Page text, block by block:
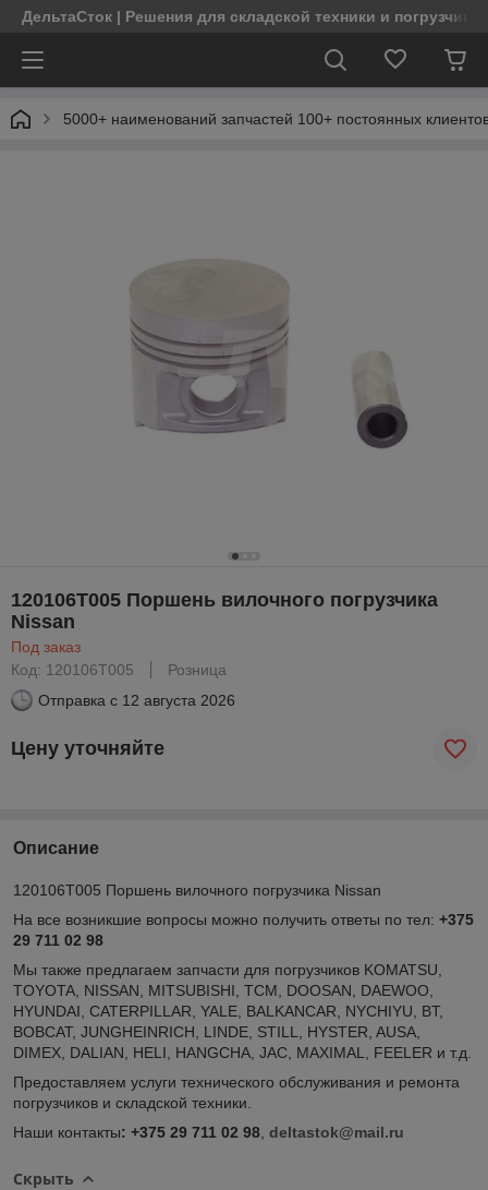
ДельтаСток | Решения для складской техники и
5000+ наименований запчастей 100+ постоянных
120106T005 Поршень вилочного погрузчика
Nissan
Под заказ
Код: 120106T005
Розница
Отправка с 12 августа 2026
Цену уточняйте
Описание
120106T005 Поршень вилочного погрузчика Nissan
На все возникшие вопросы можно получить ответы по тел: +375
29 711 02 98
Мы также предлагаем запчасти для погрузчиков KOMATSU,
TOYOTA, NISSAN, MITSUBISHI, TCM, DOOSAN, DAEWOO,
HYUNDAI, CATERPILLAR, YALE, BALKANCAR, NYCHIYU, BT,
BOBCAT, JUNGHEINRICH, LINDE, STILL, HYSTER, AUSA,
DIMEX, DALIAN, HELI, HANGCHA, JAC, MAXIMAL, FEELER и т.д.
Предоставляем услуги технического обслуживания и ремонта
погрузчиков и складской техники.
Наши контакты: +375 29 711 02 98 deltastok@mail.ru
Скрыть